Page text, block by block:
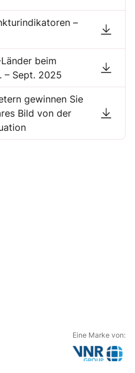
–
beim
– Sept. 2025
gewinnen Sie
Bild von der
Eine Marke von: